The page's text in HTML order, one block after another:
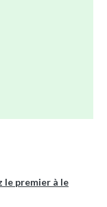
s'emboîtent
sans soucis de
sans souci
le premier à le